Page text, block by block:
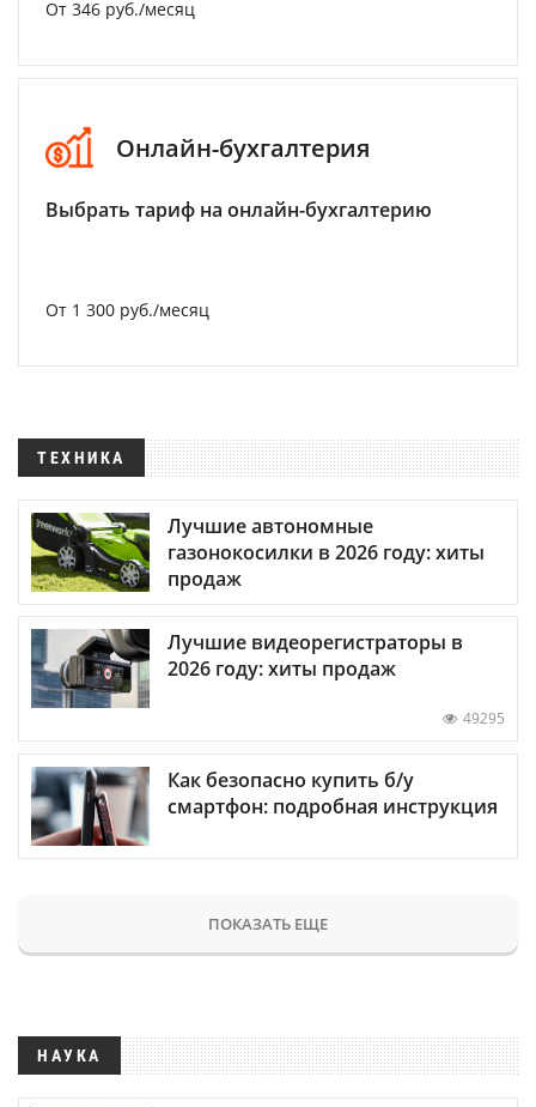
От 346 руб./месяц
Онлайн-бухгалтерия
Выбрать тариф на онлайн-бухгалтерию
От 1 300 руб./месяц
ТЕХНИКА
Лучшие автономные
газонокосилки в 2026 году: хиты
продаж
Лучшие видеорегистраторы в
2026 году: хиты продаж
49295
Как безопасно купить б/у
смартфон: подробная инструкция
ПОКАЗАТЬ ЕЩЕ
НАУКА